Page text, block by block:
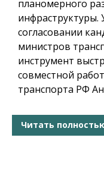
планомерного
инфраструктуры.
согласовании
министров
инструмент
совместной
транспорта РФ
Читать